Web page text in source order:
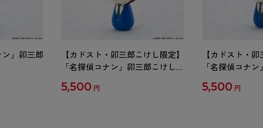
」卯三郎
【カドスト・卯三郎こけし限定】
「名探偵コナン」卯三郎こけし
5,500 円
【カドスト・
「名探偵コナ
5,500 円